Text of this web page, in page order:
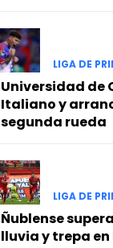
LIGA DE
Universidad de
Italiano y
segunda rueda
LIGA DE
Ñublense
lluvia y trepa